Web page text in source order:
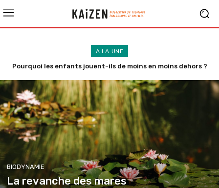
A LA UNE
Pourquoi faisons-nous toujours tout dans l’urgence ?
BIODYNAMIE
La revanche des mares